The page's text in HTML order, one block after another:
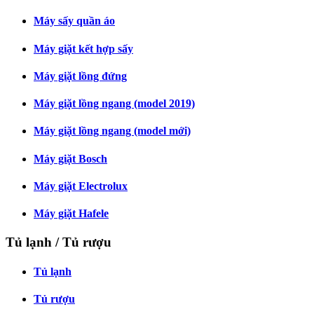
Máy sấy quần áo
Máy giặt kết hợp sấy
Máy giặt lồng đứng
Máy giặt lồng ngang (model 2019)
Máy giặt lồng ngang (model mới)
Máy giặt Bosch
Máy giặt Electrolux
Máy giặt Hafele
Tủ lạnh / Tủ rượu
Tủ lạnh
Tủ rượu